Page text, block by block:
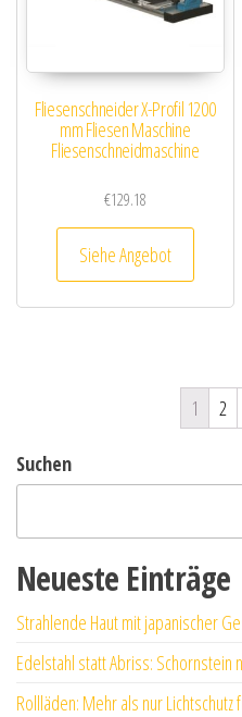
Fliesenschneider X-Profil 1200
mm Fliesen Maschine
Fliesenschneidmaschine
€129.18
Siehe Angebot
1 2
Suchen
Neueste Einträge
Strahlende Haut mit japanischer
Edelstahl statt Abriss: Schornstein
Rollläden: Mehr als nur Lichtschutz